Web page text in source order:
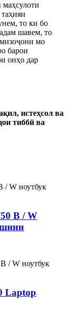
то ки бо
шавем, то
мо
барои
онҳо дар
истеҳсол ва
тиббӣ ва
​​B / W
Laptop